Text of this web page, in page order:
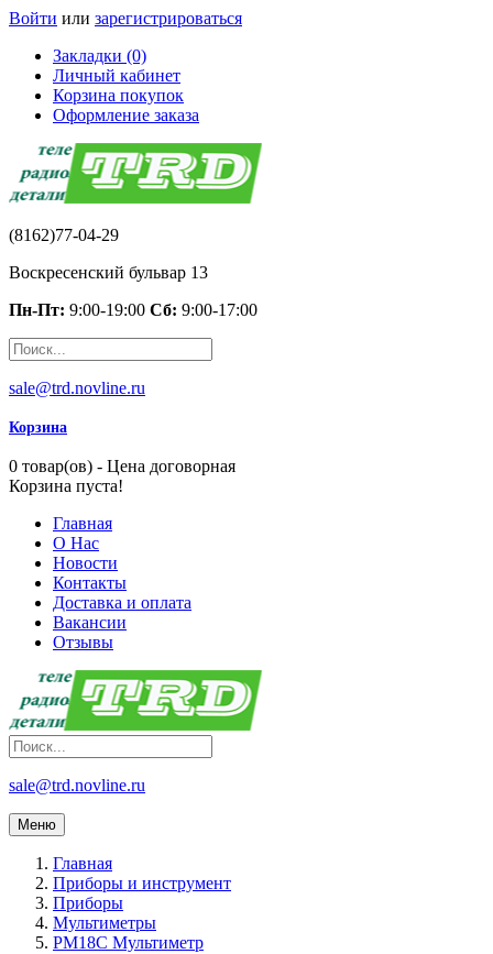
Войти или зарегистрироваться
Закладки (0)
Личный кабинет
Корзина покупок
Оформление заказа
(8162)77-04-29
Воскресенский бульвар 13
Пн-Пт: 9:00-19:00 Сб: 9:00-17:00
sale@trd.novline.ru
Корзина
0 товар(ов) - Цена договорная
Корзина пуста!
Главная
О Нас
Новости
Контакты
Доставка и оплата
Вакансии
Отзывы
sale@trd.novline.ru
Меню
Главная
Приборы и инструмент
Приборы
Мультиметры
PM18C Мультиметр